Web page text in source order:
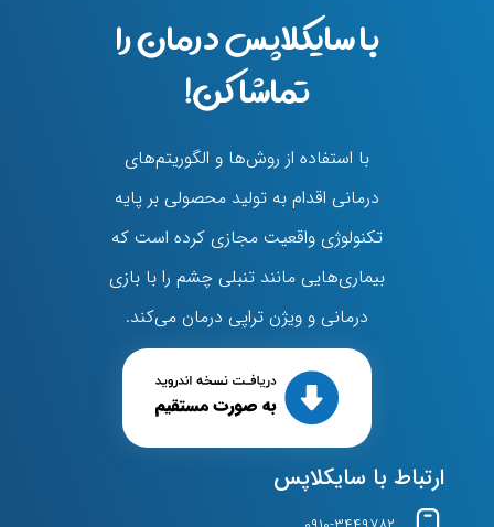
با سایکلاپس درمان را
تماشا کن!
با استفاده از روش‌ها و الگوریتم‌های
درمانی اقدام به تولید محصولی بر پایه
تکنولوژی واقعیت مجازی کرده است که
بیماری‌هایی مانند تنبلی چشم را با بازی
درمانی و ویژن تراپی درمان می‌کند.
ارتباط با سایکلاپس